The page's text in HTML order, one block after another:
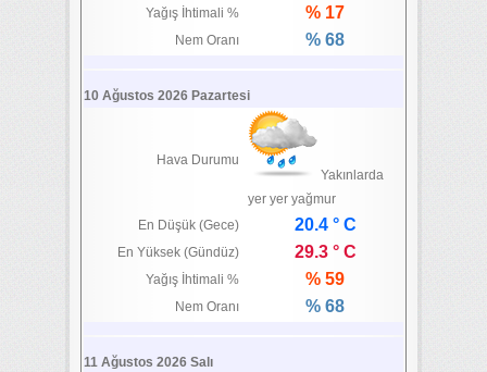
Yağış İhtimali % % 17
Nem Oranı % 68
10 Ağustos 2026 Pazartesi
Hava Durumu
Yakınlarda
yer yer yağmur
En Düşük (Gece)
20.4 ° C
En Yüksek (Gündüz) 29.3 ° C
Yağış İhtimali % % 59
Nem Oranı % 68
11 Ağustos 2026 Salı